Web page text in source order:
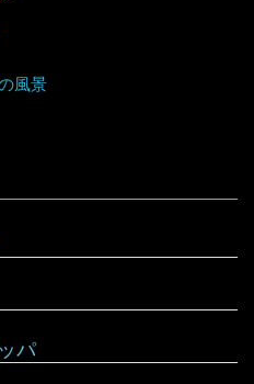
風景
シア
ブ
パ
ニア
ニア
ブルク
ルスタン共和国
ート
ン
ナ
ン
アイ
ル
ラ
ア
ジア
スカル
カ
ーク
ラリア
諸島
ジーランド